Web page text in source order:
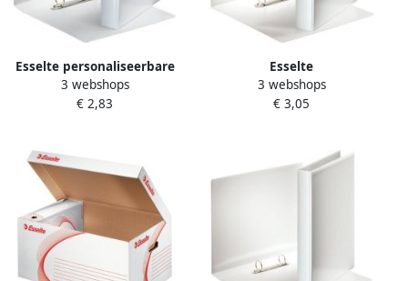
Esselte personaliseerbare
ringmap PP voor ft A5 rug
van 4 7 cm 2 D-ringen van
3 webshops
€ 2,83
Esselte
Presentatieringband
Essentials panorama A4 2-
3 webshops
€ 3,05